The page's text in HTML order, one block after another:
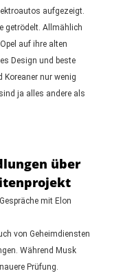
aufgezeigt.
getrödelt. Allmählich
auf ihre alten
Design und beste
Koreaner nur wenig
ja alles andere als
über
mit Elon
von Geheimdiensten
Während Musk
Prüfung.